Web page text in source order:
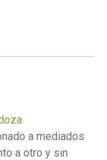
a mediados
a otro y sin